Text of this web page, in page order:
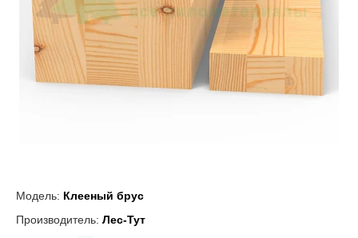
Модель: Клееный брус
Производитель: Лес-Тут